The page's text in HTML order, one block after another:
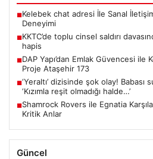
■Kelebek chat adresi İle Sanal
Deneyimi
■KKTC’de toplu cinsel saldırı
hapis
■DAP Yapı’dan Emlak Güvencesi
Proje Ataşehir 173
■‘Yeraltı’ dizisinde şok olay!
‘Kızımla reşit olmadığı halde…’
■Shamrock Rovers ile Egnatia
Kritik Anlar
Güncel